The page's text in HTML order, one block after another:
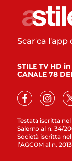
Testata iscritta
Salerno al n. 34/
Società iscritta
l’AGCOM al n.
Scarica l'app
STILE TV HD
CANALE 78